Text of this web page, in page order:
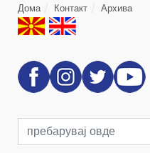
Дома Контакт Архива